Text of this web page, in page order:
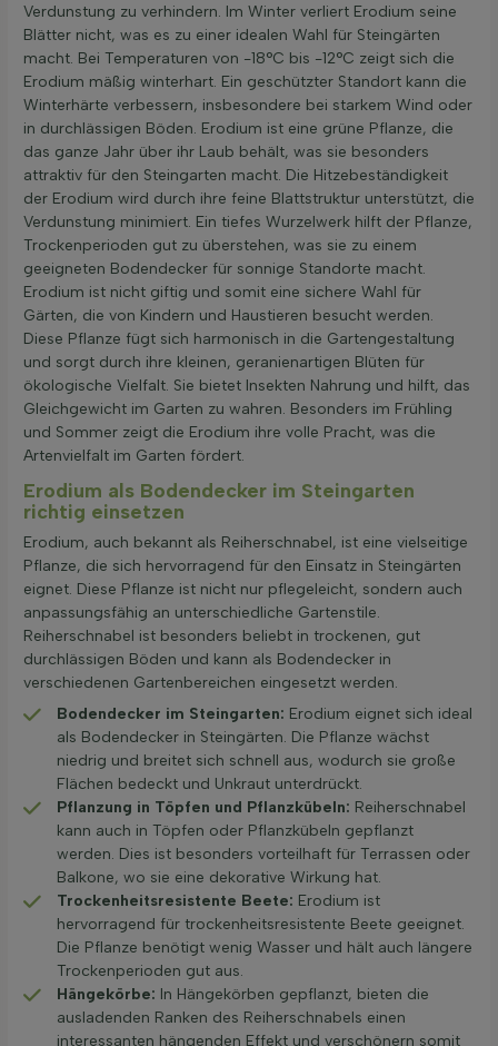
Verdunstung zu verhindern. Im Winter verliert Erodium seine
Blätter nicht, was es zu einer idealen Wahl für Steingärten
macht. Bei Temperaturen von -18°C bis -12°C zeigt sich die
Erodium mäßig winterhart. Ein geschützter Standort kann die
Winterhärte verbessern, insbesondere bei starkem Wind oder
in durchlässigen Böden. Erodium ist eine grüne Pflanze, die
das ganze Jahr über ihr Laub behält, was sie besonders
attraktiv für den Steingarten macht. Die Hitzebeständigkeit
der Erodium wird durch ihre feine Blattstruktur unterstützt, die
Verdunstung minimiert. Ein tiefes Wurzelwerk hilft der Pflanze,
Trockenperioden gut zu überstehen, was sie zu einem
geeigneten Bodendecker für sonnige Standorte macht.
Erodium ist nicht giftig und somit eine sichere Wahl für
Gärten, die von Kindern und Haustieren besucht werden.
Diese Pflanze fügt sich harmonisch in die Gartengestaltung
und sorgt durch ihre kleinen, geranienartigen Blüten für
ökologische Vielfalt. Sie bietet Insekten Nahrung und hilft, das
Gleichgewicht im Garten zu wahren. Besonders im Frühling
und Sommer zeigt die Erodium ihre volle Pracht, was die
Artenvielfalt im Garten fördert.
Erodium als Bodendecker im Steingarten
richtig einsetzen
Erodium, auch bekannt als Reiherschnabel, ist eine vielseitige
Pflanze, die sich hervorragend für den Einsatz in Steingärten
eignet. Diese Pflanze ist nicht nur pflegeleicht, sondern auch
anpassungsfähig an unterschiedliche Gartenstile.
Reiherschnabel ist besonders beliebt in trockenen, gut
durchlässigen Böden und kann als Bodendecker in
verschiedenen Gartenbereichen eingesetzt werden.
Bodendecker im Steingarten: Erodium eignet sich ideal
als Bodendecker in Steingärten. Die Pflanze wächst
niedrig und breitet sich schnell aus, wodurch sie große
Flächen bedeckt und Unkraut unterdrückt.
Pflanzung in Töpfen und Pflanzkübeln: Reiherschnabel
kann auch in Töpfen oder Pflanzkübeln gepflanzt
werden. Dies ist besonders vorteilhaft für Terrassen oder
Balkone, wo sie eine dekorative Wirkung hat.
Trockenheitsresistente Beete: Erodium ist
hervorragend für trockenheitsresistente Beete geeignet.
Die Pflanze benötigt wenig Wasser und hält auch längere
Trockenperioden gut aus.
Hängekörbe: In Hängekörben gepflanzt, bieten die
ausladenden Ranken des Reiherschnabels einen
interessanten hängenden Effekt und verschönern somit